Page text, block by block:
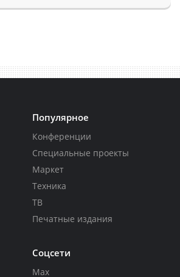
Популярное
Конференции
Специальные проекты
Маркет
Техника
ТВ
Печатные издания
Соцсети
Max